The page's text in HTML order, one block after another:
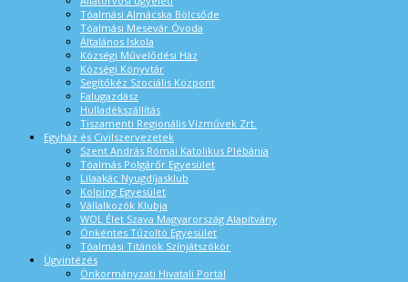
Tóalmási Almácska Bölcsőde
Tóalmási Mesevár Óvoda
Általános Iskola
Községi Művelődési Ház
Községi Könyvtár
Segítőkéz Szociális Központ
Falugazdász
Hulladékszállítás
Tiszamenti Regionális Vízművek Zrt.
Egyház és Civilszervezetek
Szent András Római Katolikus Plébánia
Tóalmás Polgárőr Egyesület
Lilaakác Nyugdíjasklub
Kolping Egyesület
Vállalkozók Klubja
WOL Élet Szava Magyarország Alapítvány
Önkéntes Tűzoltó Egyesület
Tóalmási Titánok Színjátszókör
Ügyintézés
Önkormányzati Hivatali Portál